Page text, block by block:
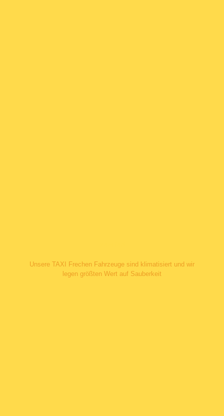
Unsere TAXI Frechen Fahrzeuge sind klimatisiert und wir
legen größten Wert auf Sauberkeit